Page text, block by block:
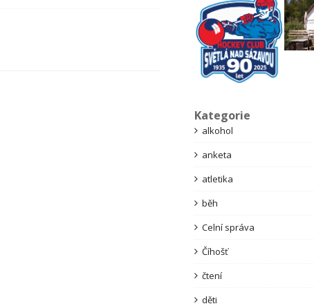
Kategorie
alkohol
anketa
atletika
běh
Celní správa
Číhošť
čtení
děti